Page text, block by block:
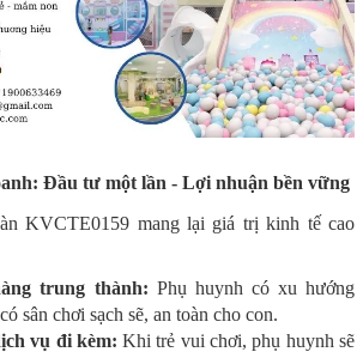
Đầu tư một lần - Lợi nhuận bền vững
KVCTE0159 mang lại giá trị kinh tế cao
trung thành: Phụ huynh có xu hướng
sân chơi sạch sẽ, an toàn cho con.
vụ đi kèm: Khi trẻ vui chơi, phụ huynh sẽ